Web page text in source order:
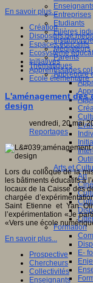
Entreprises
Etudiants
Filières
Médiateurs
Parents
Thématiques
Apprendre
Arts et
Art
Formation
E-
En savoir plus...
Création
Dispositifs de
Espaces éducatifs
Ecosystème
Initiatives
Apprentissages
Ecole élémentaire
L'aménagement des
design
vendredi, 20 mai
Reportages
Lors du colloque de la
les bâtiments éducatifs à
locaux de la Caisse des
chargée
Saint Etienne et Yan
l’expérimentation «Je
«Vers une école
En savoir plus...
Prospective
Chercheurs
Collectivités
Enseignants